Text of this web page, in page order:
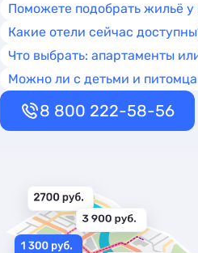
Поможете подобрать жильё у
Какие отели сейчас
Что выбрать: апартаменты
Можно ли с детьми и
8 800 222-58-56